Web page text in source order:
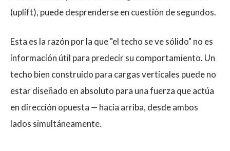
(uplift), puede desprenderse en cuestión de segundos.
Esta es la razón por la que "el techo se ve sólido" no es
información útil para predecir su comportamiento. Un
techo bien construido para cargas verticales puede no
estar diseñado en absoluto para una fuerza que actúa
en dirección opuesta — hacia arriba, desde ambos
lados simultáneamente.